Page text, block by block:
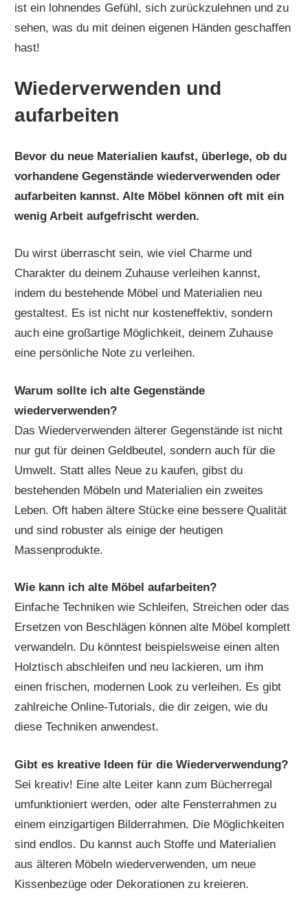
ist ein lohnendes Gefühl, sich zurückzulehnen und zu
sehen, was du mit deinen eigenen Händen geschaffen
hast!
Wiederverwenden und
aufarbeiten
Bevor du neue Materialien kaufst, überlege, ob du
vorhandene Gegenstände wiederverwenden oder
aufarbeiten kannst. Alte Möbel können oft mit ein
wenig Arbeit aufgefrischt werden.
Du wirst überrascht sein, wie viel Charme und
Charakter du deinem Zuhause verleihen kannst,
indem du bestehende Möbel und Materialien neu
gestaltest. Es ist nicht nur kosteneffektiv, sondern
auch eine großartige Möglichkeit, deinem Zuhause
eine persönliche Note zu verleihen.
Warum sollte ich alte Gegenstände
wiederverwenden?
Das Wiederverwenden älterer Gegenstände ist nicht
nur gut für deinen Geldbeutel, sondern auch für die
Umwelt. Statt alles Neue zu kaufen, gibst du
bestehenden Möbeln und Materialien ein zweites
Leben. Oft haben ältere Stücke eine bessere Qualität
und sind robuster als einige der heutigen
Massenprodukte.
Wie kann ich alte Möbel aufarbeiten?
Einfache Techniken wie Schleifen, Streichen oder das
Ersetzen von Beschlägen können alte Möbel komplett
verwandeln. Du könntest beispielsweise einen alten
Holztisch abschleifen und neu lackieren, um ihm
einen frischen, modernen Look zu verleihen. Es gibt
zahlreiche Online-Tutorials, die dir zeigen, wie du
diese Techniken anwendest.
Gibt es kreative Ideen für die Wiederverwendung?
Sei kreativ! Eine alte Leiter kann zum Bücherregal
umfunktioniert werden, oder alte Fensterrahmen zu
einem einzigartigen Bilderrahmen. Die Möglichkeiten
sind endlos. Du kannst auch Stoffe und Materialien
aus älteren Möbeln wiederverwenden, um neue
Kissenbezüge oder Dekorationen zu kreieren.